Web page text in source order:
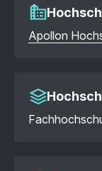
Apollon